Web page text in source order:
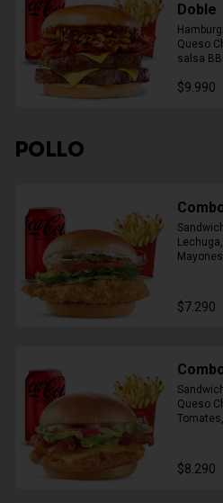
Doble
Queso
salsa
$9.990
POLLO
$7.290
Queso
$8.290